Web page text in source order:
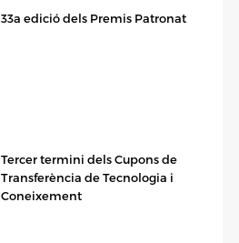
33a edició dels Premis Patronat
Tercer termini dels Cupons de
Transferència de Tecnologia i
Coneixement